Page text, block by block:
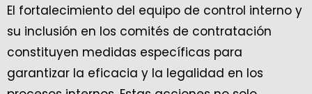
El fortalecimiento del equipo de control interno y
su inclusión en los comités de contratación
constituyen medidas específicas para
garantizar la eficacia y la legalidad en los